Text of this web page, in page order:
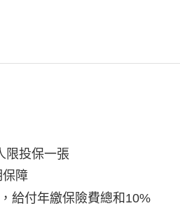
限投保一張
保障
給付年繳保險費總和10%